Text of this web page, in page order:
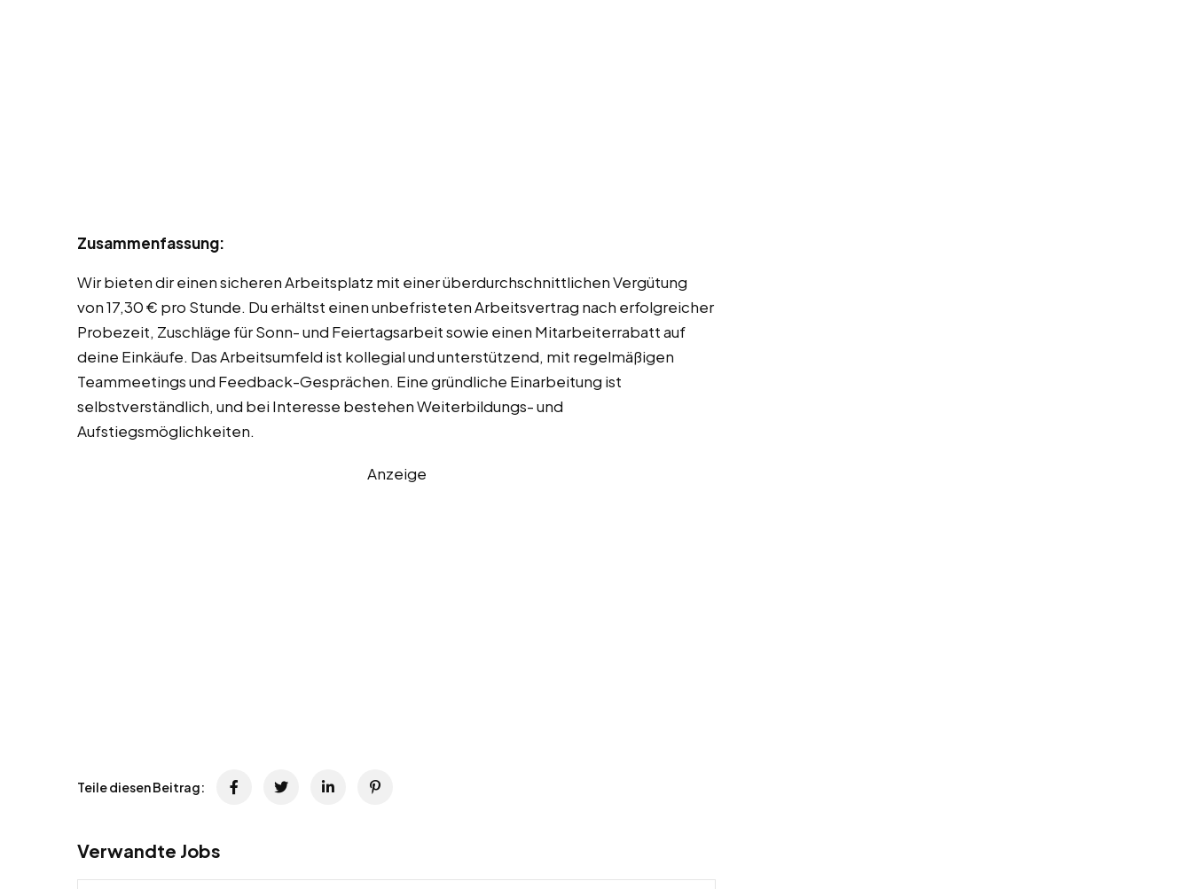
Zusammenfassung:
Wir bieten dir einen sicheren Arbeitsplatz mit einer überdurchschnittlichen Vergütung
von 17,30 € pro Stunde. Du erhältst einen unbefristeten Arbeitsvertrag nach erfolgreicher
Probezeit, Zuschläge für Sonn- und Feiertagsarbeit sowie einen Mitarbeiterrabatt auf
deine Einkäufe. Das Arbeitsumfeld ist kollegial und unterstützend, mit regelmäßigen
Teammeetings und Feedback-Gesprächen. Eine gründliche Einarbeitung ist
selbstverständlich, und bei Interesse bestehen Weiterbildungs- und
Aufstiegsmöglichkeiten.
Anzeige
Teile diesen Beitrag:
Verwandte Jobs